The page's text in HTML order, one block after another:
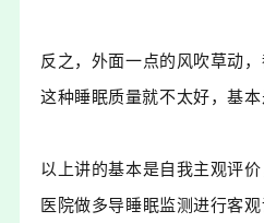
反之，外面一点的风吹草动
这种睡眠质量就不太好，基本
以上讲的基本是自我主观评
医院做多导睡眠监测进行客